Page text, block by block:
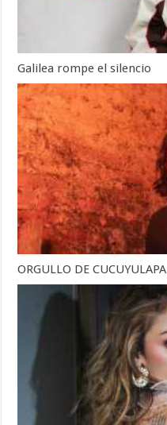
Galilea rompe el silencio
ORGULLO DE CUCUYULAPA